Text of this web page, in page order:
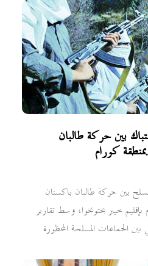
بين حركة طالبان
كورام
بين حركة طالبان باكستان
خيبر بختونخوا، وسط تقارير
الجماعات المسلحة المحظورة